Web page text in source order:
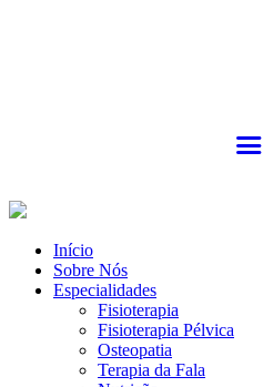
Início
Sobre Nós
Especialidades
Fisioterapia
Fisioterapia Pélvica
Osteopatia
Terapia da Fala